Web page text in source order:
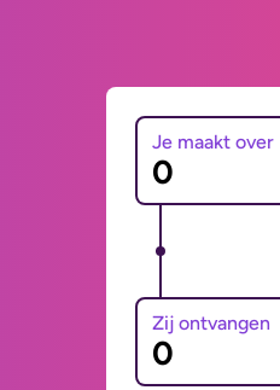
Je maakt over
Zij ontvangen